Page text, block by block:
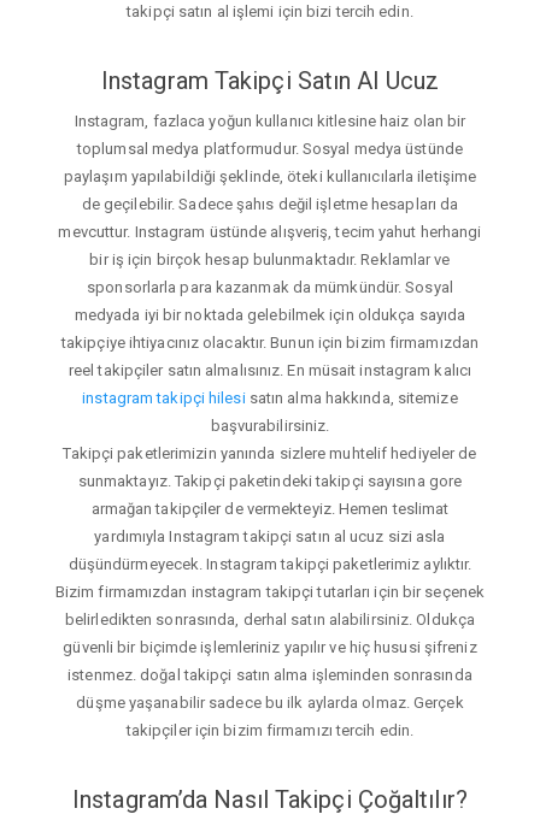
takipçi satın al işlemi için bizi tercih edin.
Instagram Takipçi Satın Al Ucuz
Instagram, fazlaca yoğun kullanıcı kitlesine haiz olan bir
toplumsal medya platformudur. Sosyal medya üstünde
paylaşım yapılabildiği şeklinde, öteki kullanıcılarla iletişime
de geçilebilir. Sadece şahıs değil işletme hesapları da
mevcuttur. Instagram üstünde alışveriş, tecim yahut herhangi
bir iş için birçok hesap bulunmaktadır. Reklamlar ve
sponsorlarla para kazanmak da mümkündür. Sosyal
medyada iyi bir noktada gelebilmek için oldukça sayıda
takipçiye ihtiyacınız olacaktır. Bunun için bizim firmamızdan
reel takipçiler satın almalısınız. En müsait instagram kalıcı
instagram takipçi hilesisatın alma hakkında, sitemize
başvurabilirsiniz.
Takipçi paketlerimizin yanında sizlere muhtelif hediyeler de
sunmaktayız. Takipçi paketindeki takipçi sayısına gore
armağan takipçiler de vermekteyiz. Hemen teslimat
yardımıyla Instagram takipçi satın al ucuz sizi asla
düşündürmeyecek. Instagram takipçi paketlerimiz aylıktır.
Bizim firmamızdan instagram takipçi tutarları için bir seçenek
belirledikten sonrasında, derhal satın alabilirsiniz. Oldukça
güvenli bir biçimde işlemleriniz yapılır ve hiç hususi şifreniz
istenmez. doğal takipçi satın alma işleminden sonrasında
düşme yaşanabilir sadece bu ilk aylarda olmaz. Gerçek
takipçiler için bizim firmamızı tercih edin.
Instagram’da Nasıl Takipçi Çoğaltılır?